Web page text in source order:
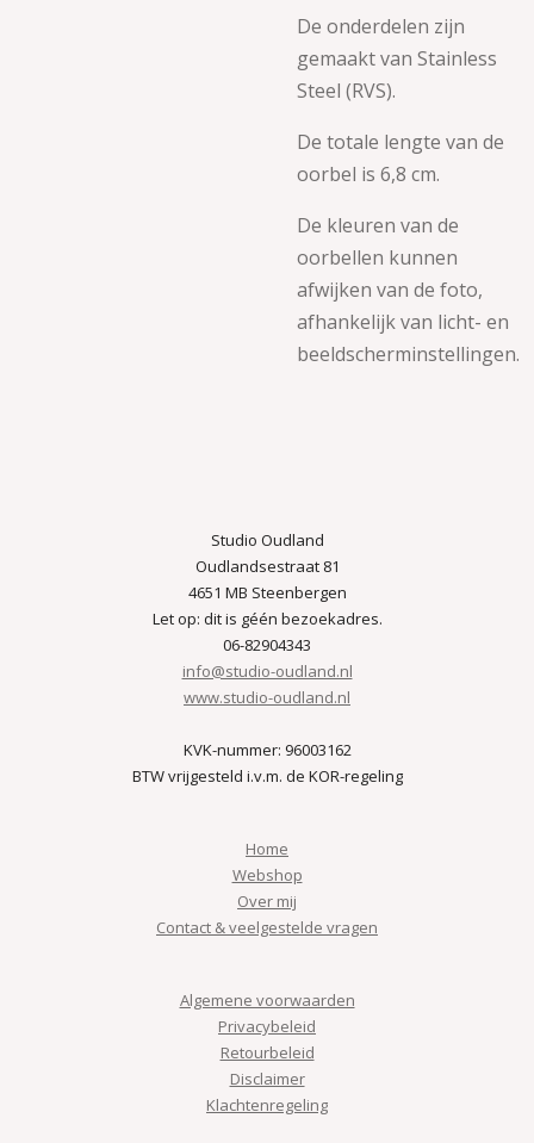
De onderdelen zijn
gemaakt van Stainless
Steel (RVS).
De totale lengte van de
oorbel is 6,8 cm.
De kleuren van de
oorbellen kunnen
afwijken van de foto,
afhankelijk van licht- en
beeldscherminstellingen.
Studio Oudland
Oudlandsestraat 81
4651 MB Steenbergen
Let op: dit is géén bezoekadres.
06-82904343
info@studio-oudland.nl
www.studio-oudland.nl
KVK-nummer: 96003162
BTW vrijgesteld i.v.m. de KOR-regeling
Home
Webshop
Over mij
Contact & veelgestelde vragen
Algemene voorwaarden
Privacybeleid
Retourbeleid
Disclaimer
Klachtenregeling